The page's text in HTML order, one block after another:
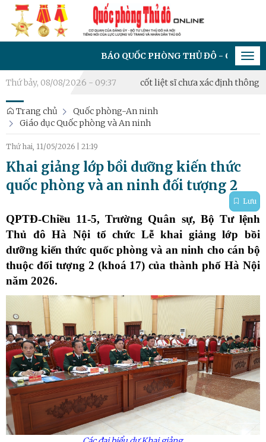
BÁO QUỐC PHÒNG THỦ ĐÔ - CƠ QUAN CỦA ĐẢNG
Thứ bảy, 08/08/2026 - 09:37
khai lấy mẫu hài cốt liệt sĩ chưa xác định thông tin tại
Trang chủ
Quốc phòng-An ninh
Giáo dục Quốc phòng và An ninh
Thứ hai, 11/05/2026 21:19
Khai giảng lớp bồi dưỡng kiến thức
quốc phòng và an ninh đối tượng 2
Lưu
QPTĐ-Chiều 11-5, Trường Quân sự, Bộ Tư lệnh
Thủ đô Hà Nội tổ chức Lễ khai giảng lớp bồi
dưỡng kiến thức quốc phòng và an ninh cho cán bộ
thuộc đối tượng 2 (khoá 17) của thành phố Hà Nội
năm 2026.